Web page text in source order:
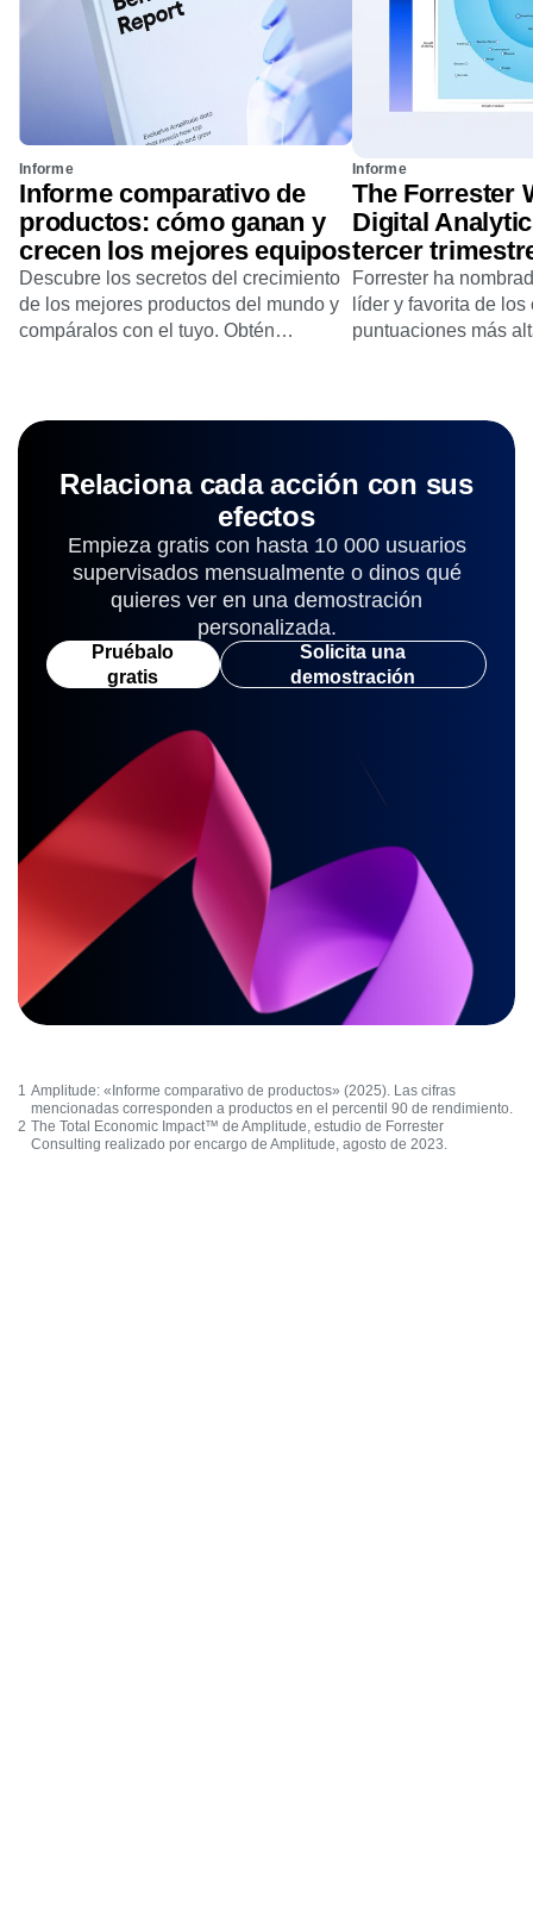
Informe
Informe comparativo de
productos: cómo ganan y
crecen los mejores equipos
Descubre los secretos del crecimiento
de los mejores productos del mundo y
compáralos con el tuyo. Obtén
Informe
The Forrester
Digital
tercer
Forrester ha
líder y favorita de
puntuaciones más
Relaciona cada acción con sus
efectos
Empieza gratis con hasta 10 000 usuarios
supervisados mensualmente o dinos qué
quieres ver en una demostración
personalizada.
Pruébalo
gratis
Solicita una
demostración
1 Amplitude: « Informe comparativo de productos» (2025). Las cifras
mencionadas corresponden a productos en el percentil 90 de rendimiento.
2 The Total Economic Impact™ de Amplitude, estudio de Forrester
Consulting realizado por encargo de Amplitude, agosto de 2023.